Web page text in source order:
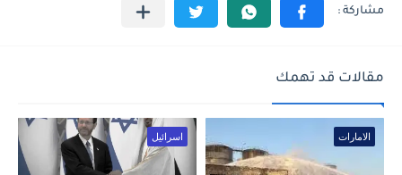
مقالات قد تهمك
الامارات اسرائيل